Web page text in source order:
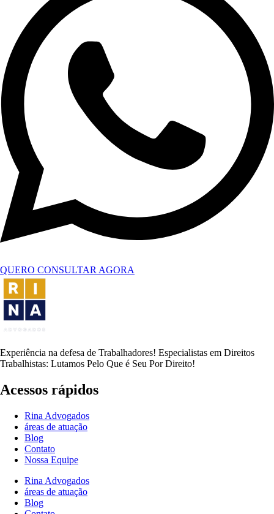
QUERO CONSULTAR AGORA
Experiência na defesa de Trabalhadores! Especialistas em Direitos
Trabalhistas: Lutamos Pelo Que é Seu Por Direito!
Acessos rápidos
Rina Advogados
áreas de atuação
Blog
Contato
Nossa Equipe
Rina Advogados
áreas de atuação
Blog